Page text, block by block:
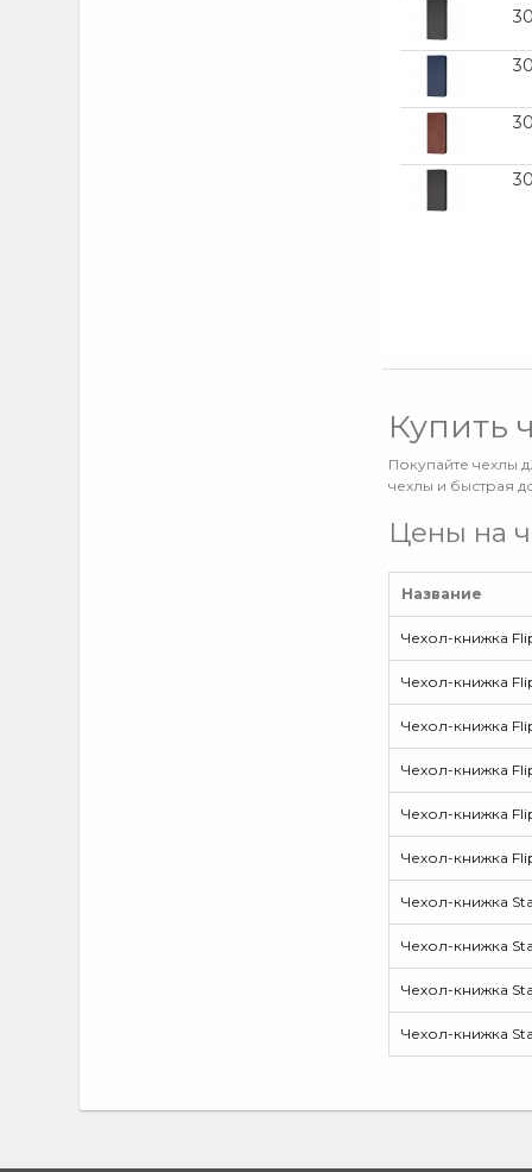
Poco C31(1)
Купить
Покупайте чехлы
чехлы и быстрая
Цены на
Название
Чехол-книжка
Чехол-книжка
Чехол-книжка
Чехол-книжка Flip
Чехол-книжка
Чехол-книжка
Чехол-книжка
Чехол-книжка
Чехол-книжка
Чехол-книжка